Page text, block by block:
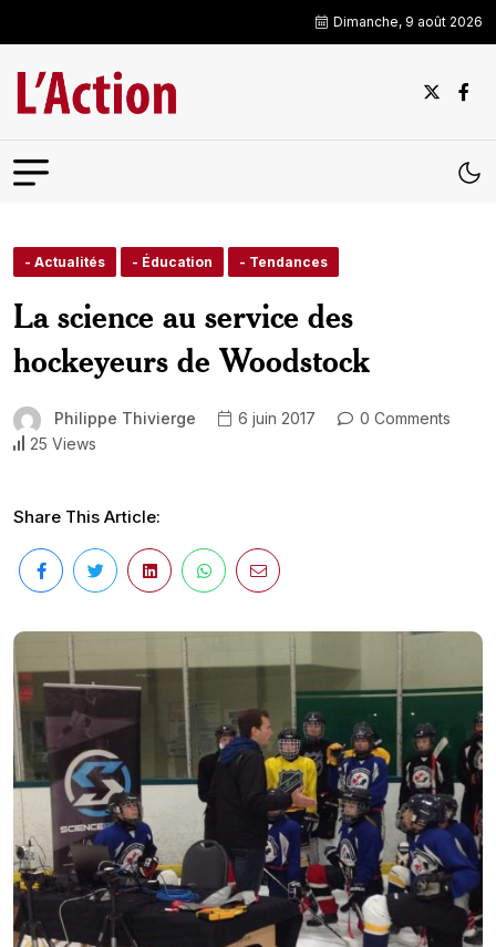
Dimanche, 9 août 2026
- Actualités - Éducation - Tendances
La science au service des
hockeyeurs de Woodstock
Philippe Thivierge 6 juin 2017
0 Comments
25 Views
Share This Article: